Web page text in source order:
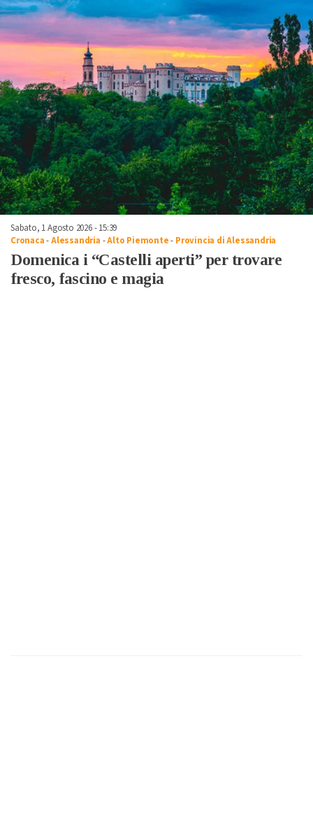
Sabato, 1 Agosto 2026 - 15:39
Cronaca-Alessandria -Alto Piemonte- Provincia di Alessandria
Domenica i “Castelli aperti” per trovare
fresco, fascino e magia